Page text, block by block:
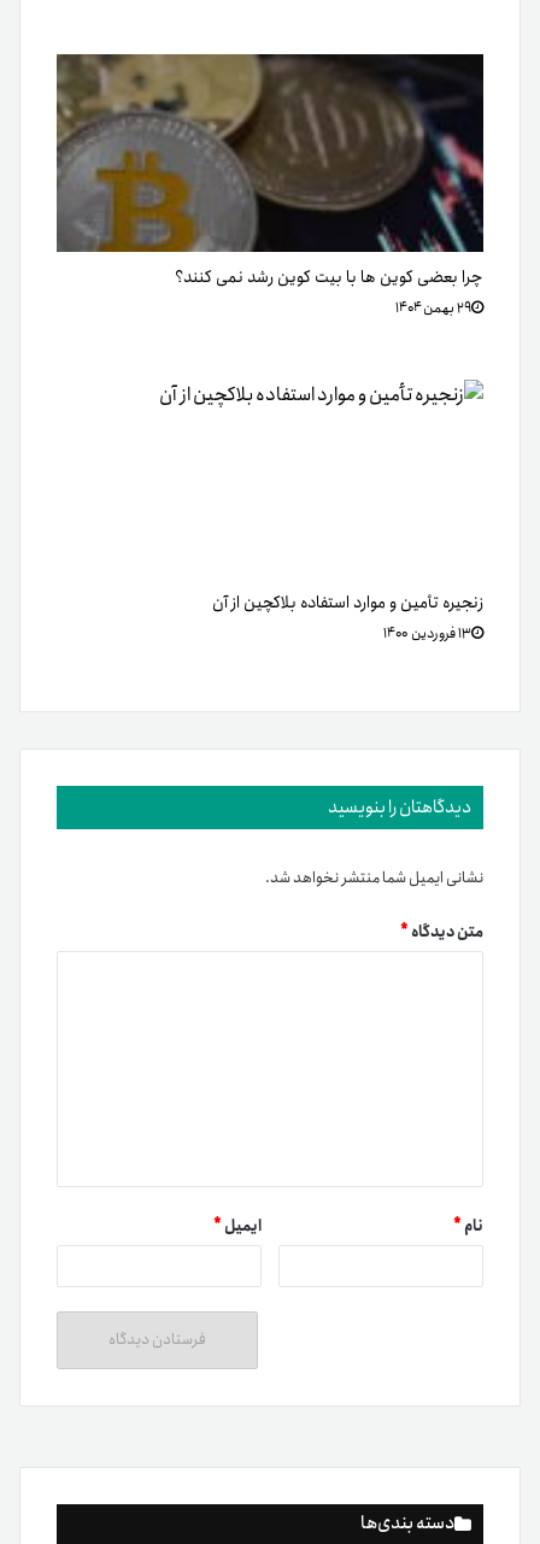
دسته بندی‌ها
چرا بعضی کوین ها با بیت کوین رشد نمی کنند؟
۲۹ بهمن ۱۴۰۴
زنجیره تأمین و موارد استفاده بلاکچین از آن
۱۳ فروردین ۱۴۰۰
دیدگاهتان را بنویسید
نشانی ایمیل شما منتشر نخواهد شد.
متن دیدگاه*
نام* ایمیل*